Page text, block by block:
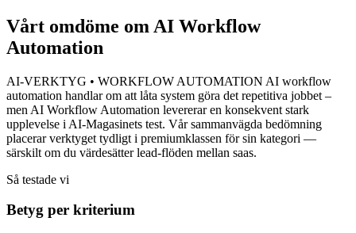
Vårt omdöme om AI Workflow
Automation
AI-VERKTYG • WORKFLOW AUTOMATION AI workflow
automation handlar om att låta system göra det repetitiva jobbet –
men AI Workflow Automation levererar en konsekvent stark
upplevelse i AI-Magasinets test. Vår sammanvägda bedömning
placerar verktyget tydligt i premiumklassen för sin kategori —
särskilt om du värdesätterlead-flöden mellan saas.
Så testade vi
Betyg per kriterium